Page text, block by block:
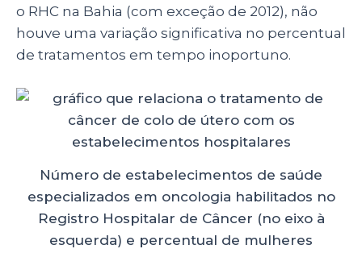
o RHC na Bahia (com exceção de 2012), não
houve uma variação significativa no percentual
de tratamentos em tempo inoportuno.
Número de estabelecimentos de saúde
especializados em oncologia habilitados no
Registro Hospitalar de Câncer (no eixo à
esquerda) e percentual de mulheres